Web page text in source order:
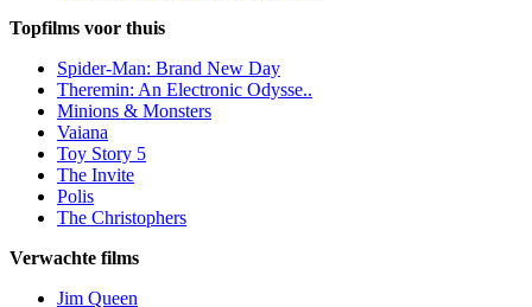
Topfilms voor thuis
Spider-Man: Brand New Day
Theremin: An Electronic Odysse..
Minions & Monsters
Vaiana
Toy Story 5
The Invite
Polis
The Christophers
Verwachte films
Jim Queen